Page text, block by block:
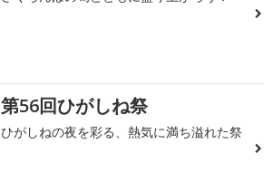
第56回ひがしね祭
ひがしねの夜を彩る、熱気に満ち溢れた祭